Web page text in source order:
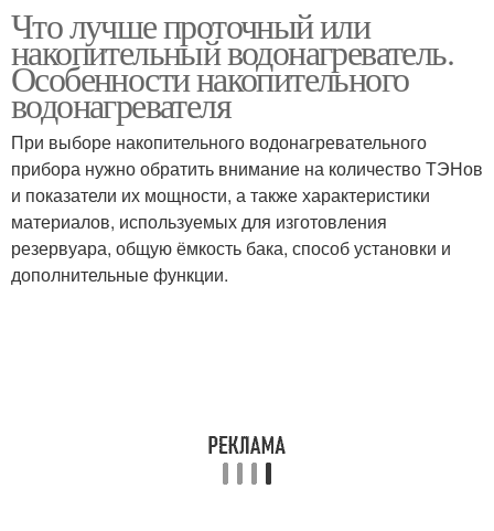
Что лучше проточный или
накопительный водонагреватель.
Особенности накопительного
водонагревателя
При выборе накопительного водонагревательного
прибора нужно обратить внимание на количество ТЭНов
и показатели их мощности, а также характеристики
материалов, используемых для изготовления
резервуара, общую ёмкость бака, способ установки и
дополнительные функции.